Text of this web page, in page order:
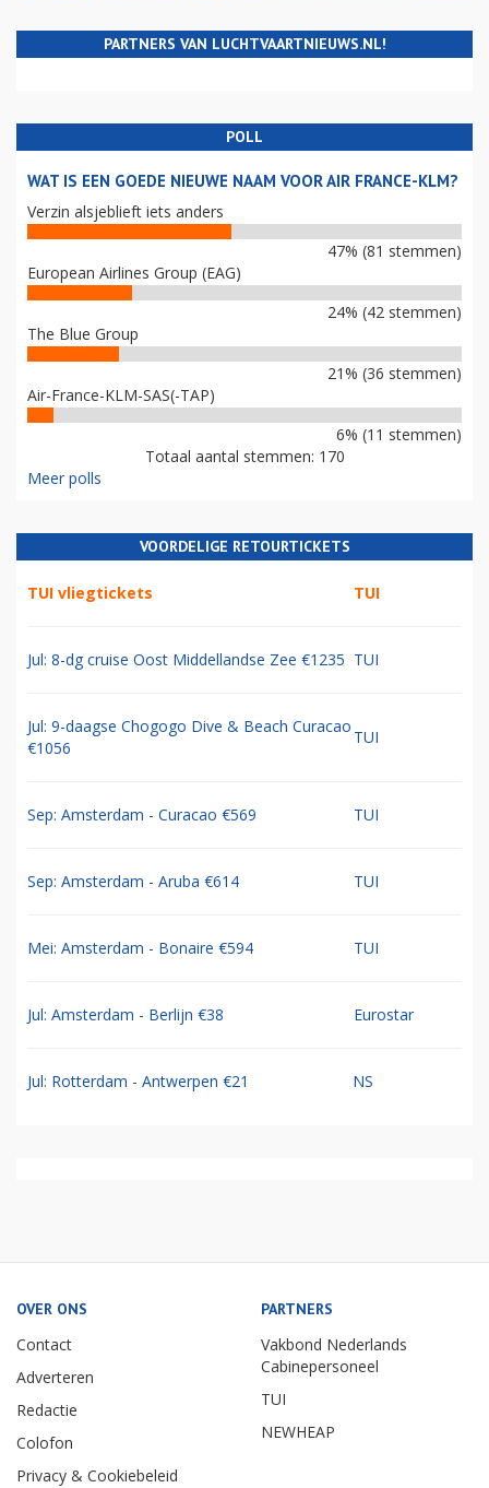
PARTNERS VAN LUCHTVAARTNIEUWS.NL!
POLL
WAT IS EEN GOEDE NIEUWE NAAM VOOR AIR FRANCE-KLM?
Verzin alsjeblieft iets anders
47% (81 stemmen)
European Airlines Group (EAG)
24% (42 stemmen)
The Blue Group
21% (36 stemmen)
Air-France-KLM-SAS(-TAP)
6% (11 stemmen)
Totaal aantal stemmen: 170
Meer polls
VOORDELIGE RETOURTICKETS
TUI vliegtickets TUI
Jul: 8-dg cruise Oost Middellandse Zee €1235 TUI
Jul: 9-daagse Chogogo Dive & Beach Curacao
€1056
TUI
Sep: Amsterdam - Curacao €569 TUI
Sep: Amsterdam - Aruba €614 TUI
Mei: Amsterdam - Bonaire €594 TUI
Jul: Amsterdam - Berlijn €38 Eurostar
Jul: Rotterdam - Antwerpen €21 NS
OVER ONS
Contact
Adverteren
Redactie
Colofon
Privacy & Cookiebeleid
PARTNERS
Vakbond Nederlands
Cabinepersoneel
TUI
NEWHEAP